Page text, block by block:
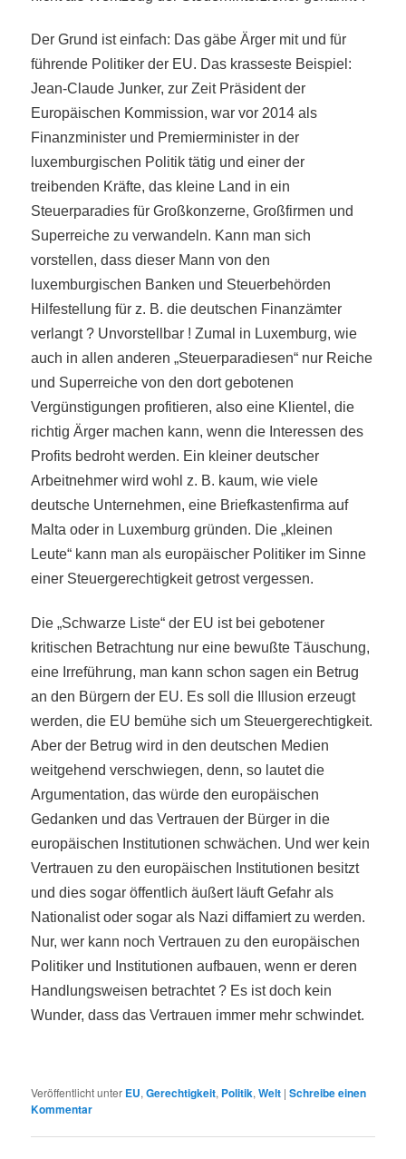
Der Grund ist einfach: Das gäbe Ärger mit und für
führende Politiker der EU. Das krasseste Beispiel:
Jean-Claude Junker, zur Zeit Präsident der
Europäischen Kommission, war vor 2014 als
Finanzminister und Premierminister in der
luxemburgischen Politik tätig und einer der
treibenden Kräfte, das kleine Land in ein
Steuerparadies für Großkonzerne, Großfirmen und
Superreiche zu verwandeln. Kann man sich
vorstellen, dass dieser Mann von den
luxemburgischen Banken und Steuerbehörden
Hilfestellung für z. B. die deutschen Finanzämter
verlangt ? Unvorstellbar ! Zumal in Luxemburg, wie
auch in allen anderen „Steuerparadiesen“ nur Reiche
und Superreiche von den dort gebotenen
Vergünstigungen profitieren, also eine Klientel, die
richtig Ärger machen kann, wenn die Interessen des
Profits bedroht werden. Ein kleiner deutscher
Arbeitnehmer wird wohl z. B. kaum, wie viele
deutsche Unternehmen, eine Briefkastenfirma auf
Malta oder in Luxemburg gründen. Die „kleinen
Leute“ kann man als europäischer Politiker im Sinne
einer Steuergerechtigkeit getrost vergessen.
Die „Schwarze Liste“ der EU ist bei gebotener
kritischen Betrachtung nur eine bewußte Täuschung,
eine Irreführung, man kann schon sagen ein Betrug
an den Bürgern der EU. Es soll die Illusion erzeugt
werden, die EU bemühe sich um Steuergerechtigkeit.
Aber der Betrug wird in den deutschen Medien
weitgehend verschwiegen, denn, so lautet die
Argumentation, das würde den europäischen
Gedanken und das Vertrauen der Bürger in die
europäischen Institutionen schwächen. Und wer kein
Vertrauen zu den europäischen Institutionen besitzt
und dies sogar öffentlich äußert läuft Gefahr als
Nationalist oder sogar als Nazi diffamiert zu werden.
Nur, wer kann noch Vertrauen zu den europäischen
Politiker und Institutionen aufbauen, wenn er deren
Handlungsweisen betrachtet ? Es ist doch kein
Wunder, dass das Vertrauen immer mehr schwindet.
Veröffentlicht unter EU,Gerechtigkeit, Politik,Welt |Schreibe einen
Kommentar